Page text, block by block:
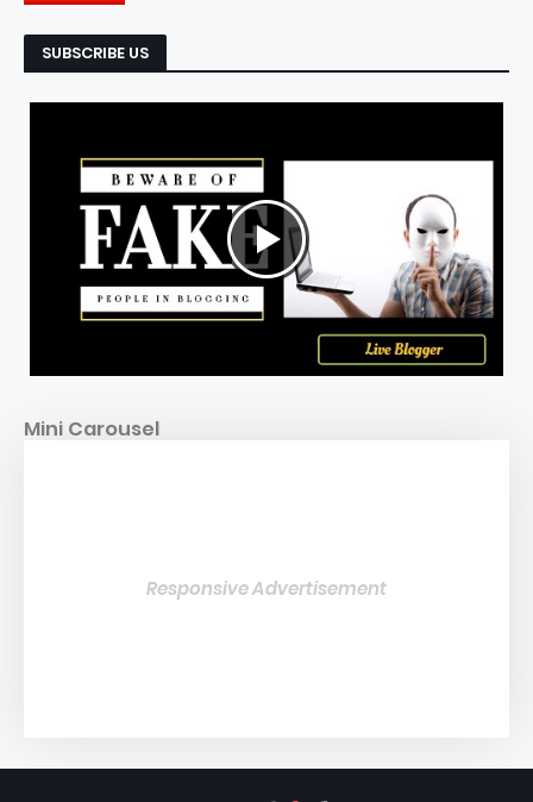
SUBSCRIBE US
Mini Carousel
Responsive Advertisement